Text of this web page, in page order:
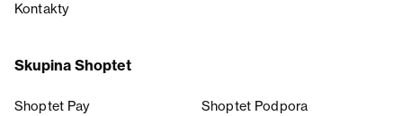
Kontakty
Skupina Shoptet
Shoptet Pay
Shoptet Podpora